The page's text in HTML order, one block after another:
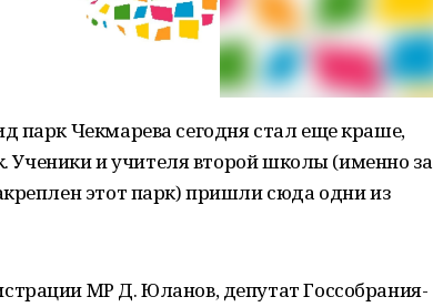
парк Чекмарева сегодня стал еще краше,
Ученики и учителя второй школы (именно за
этот парк) пришли сюда одни из
МР Д. Юланов, депутат Госсобрания-